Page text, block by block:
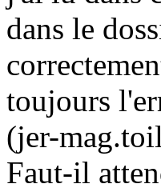
dans le
toujours
(jer-
Faut-il